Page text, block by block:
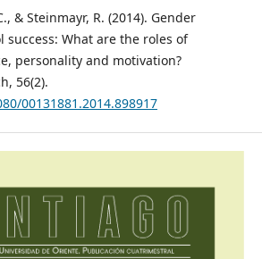
& Steinmayr, R. (2014). Gender
success: What are the roles of
personality and motivation?
56(2).
00131881.2014.898917